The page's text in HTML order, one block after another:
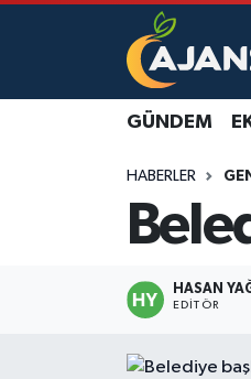
GÜNDEM
HABERLER
HASAN
EDITÖR
Gündem
Malatya Nöbetçi
Malatya Trafik
TFF 3.Lig 2.Grup
Tüm Manşetler